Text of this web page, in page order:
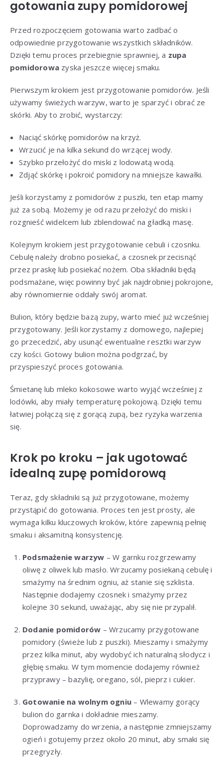
gotowania zupy pomidorowej
Przed rozpoczęciem gotowania warto zadbać o
odpowiednie przygotowanie wszystkich składników.
Dzięki temu proces przebiegnie sprawniej, a zupa
pomidorowa zyska jeszcze więcej smaku.
Pierwszym krokiem jest przygotowanie pomidorów. Jeśli
używamy świeżych warzyw, warto je sparzyć i obrać ze
skórki. Aby to zrobić, wystarczy:
Naciąć skórkę pomidorów na krzyż.
Wrzucić je na kilka sekund do wrzącej wody.
Szybko przełożyć do miski z lodowatą wodą.
Zdjąć skórkę i pokroić pomidory na mniejsze kawałki.
Jeśli korzystamy z pomidorów z puszki, ten etap mamy
już za sobą. Możemy je od razu przełożyć do miski i
rozgnieść widelcem lub zblendować na gładką masę.
Kolejnym krokiem jest przygotowanie cebuli i czosnku.
Cebulę należy drobno posiekać, a czosnek przecisnąć
przez praskę lub posiekać nożem. Oba składniki będą
podsmażane, więc powinny być jak najdrobniej pokrojone,
aby równomiernie oddały swój aromat.
Bulion, który będzie bazą zupy, warto mieć już wcześniej
przygotowany. Jeśli korzystamy z domowego, najlepiej
go przecedzić, aby usunąć ewentualne resztki warzyw
czy kości. Gotowy bulion można podgrzać, by
przyspieszyć proces gotowania.
Śmietanę lub mleko kokosowe warto wyjąć wcześniej z
lodówki, aby miały temperaturę pokojową. Dzięki temu
łatwiej połączą się z gorącą zupą, bez ryzyka warzenia
się.
Krok po kroku – jak ugotować
idealną zupę pomidorową
Teraz, gdy składniki są już przygotowane, możemy
przystąpić do gotowania. Proces ten jest prosty, ale
wymaga kilku kluczowych kroków, które zapewnią pełnię
smaku i aksamitną konsystencję.
Podsmażenie warzyw – W garnku rozgrzewamy
oliwę z oliwek lub masło. Wrzucamy posiekaną cebulę i
smażymy na średnim ogniu, aż stanie się szklista.
Następnie dodajemy czosnek i smażymy przez
kolejne 30 sekund, uważając, aby się nie przypalił.
Dodanie pomidorów – Wrzucamy przygotowane
pomidory (świeże lub z puszki). Mieszamy i smażymy
przez kilka minut, aby wydobyć ich naturalną słodycz i
głębię smaku. W tym momencie dodajemy również
przyprawy – bazylię, oregano, sól, pieprz i cukier.
Gotowanie na wolnym ogniu – Wlewamy gorący
bulion do garnka i dokładnie mieszamy.
Doprowadzamy do wrzenia, a następnie zmniejszamy
ogień i gotujemy przez około 20 minut, aby smaki się
przegryzły.